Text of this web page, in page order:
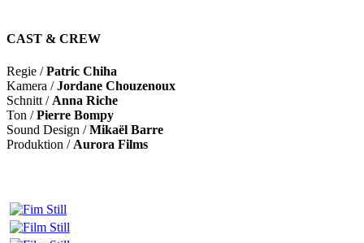
CAST & CREW
Regie /Patric Chiha
Kamera /Jordane Chouzenoux
Schnitt / Anna Riche
Ton /Pierre Bompy
Sound Design /Mikaël Barre
Produktion / Aurora Films